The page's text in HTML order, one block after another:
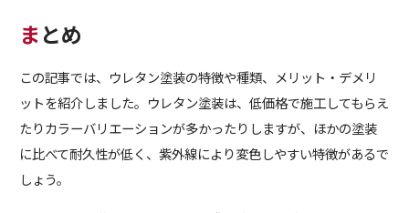
まとめ
この記事では、ウレタン塗装の特徴や種類、メリット・デメリ
ットを紹介しました。ウレタン塗装は、低価格で施工してもらえ
たりカラーバリエーションが多かったりしますが、ほかの塗装
に比べて耐久性が低く、紫外線により変色しやすい特徴があるで
しょう。